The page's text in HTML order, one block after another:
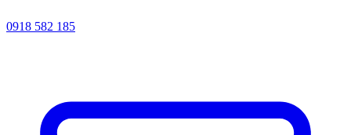
0918 582 185